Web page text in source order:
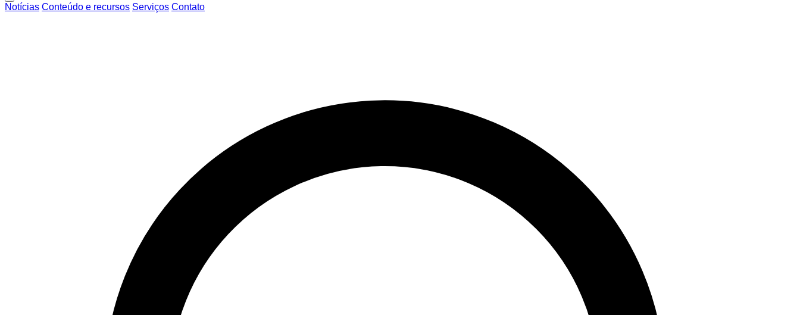
Notícias Conteúdo e recursos Serviços Contato